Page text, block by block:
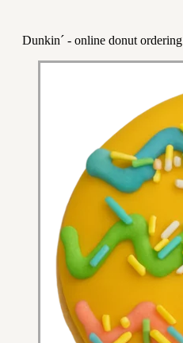
Dunkin´ - online donut ordering